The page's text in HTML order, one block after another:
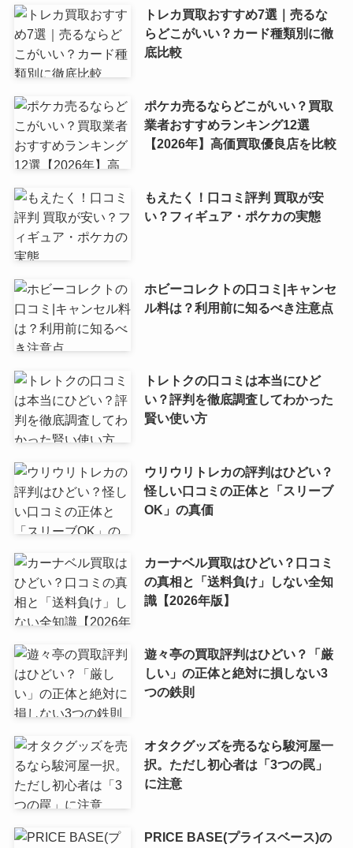
トレカ買取おすすめ7選｜売るな
らどこがいい？カード種類別に徹
底比較
ポケカ売るならどこがいい？買取
業者おすすめランキング12選
【2026年】高価買取優良店を比較
もえたく！口コミ評判 買取が安
い？フィギュア・ポケカの実態
ホビーコレクトの口コミ|キャンセ
ル料は？利用前に知るべき注意点
トレトクの口コミは本当にひど
い？評判を徹底調査してわかった
賢い使い方
ウリウリトレカの評判はひどい？
怪しい口コミの正体と「スリーブ
OK」の真価
カーナベル買取はひどい？口コミ
の真相と「送料負け」しない全知
識【2026年版】
遊々亭の買取評判はひどい？「厳
しい」の正体と絶対に損しない3
つの鉄則
オタクグッズを売るなら駿河屋一
択。ただし初心者は「3つの罠」
に注意
PRICE BASE(プライスベース)の